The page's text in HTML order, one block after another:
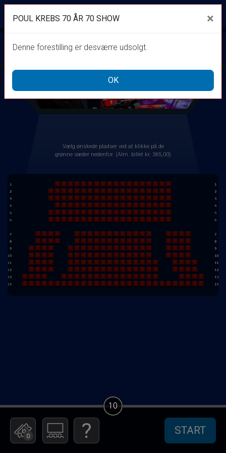
Toggle navigation
Kino Den Blå Engel
onsdag 21. oktober kl. 20:00
Vælg ønskede pladser ved at klikke på de
grønne sæder nedenfor. (Alm. billet kr. 365,00)
0 START
10
POUL KREBS 70 ÅR 70 SHOW ×
Denne forestilling er desværre udsolgt.
OK
1step-front02 021942